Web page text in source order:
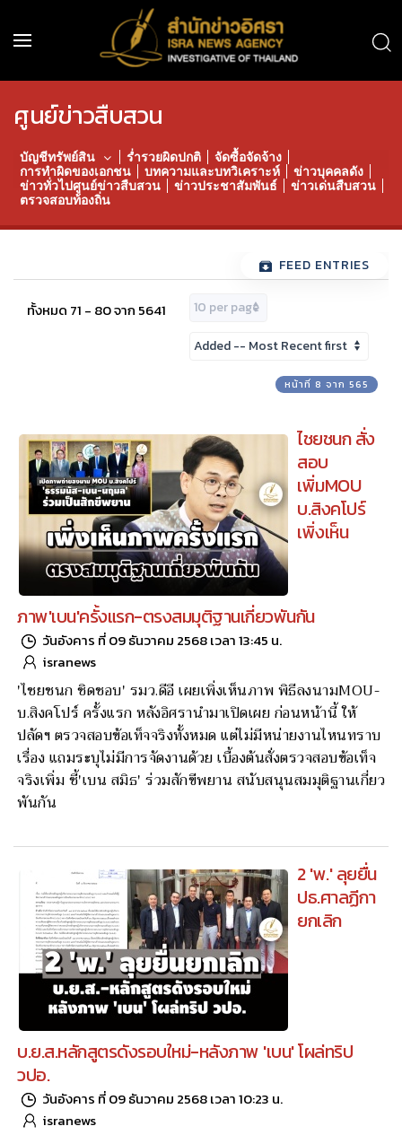
ศูนย์ข่าวสืบสวน
บัญชีทรัพย์สิน ร่ำรวยผิดปกติ
จัดซื้อจัดจ้าง
การทำผิดของเอกชน
บทความและบทวิเคราะห์
ข่าวบุคคลดัง
ข่าวทั่วไปศูนย์ข่าวสืบสวน
ข่าวประชาสัมพันธ์
ข่าวเด่นสืบสวน
ตรวจสอบท้องถิ่น
FEED ENTRIES
ทั้งหมด 71 - 80 จาก 5641
หน้าที่ 8 จาก 565
ไชยชนก สั่ง
สอบ
เพิ่มMOU
บ.สิงคโปร์
เพิ่งเห็น
ภาพ'เบน'ครั้งแรก-ตรงสมมุติฐานเกี่ยวพันกัน
วันอังคาร ที่ 09 ธันวาคม 2568 เวลา 13:45 น.
isranews
'ไชยชนก ชิดชอบ' รมว.ดีอี เผยเพิ่งเห็นภาพ พิธีลงนามMOU-
บ.สิงคโปร์ ครั้งแรก หลังอิศรานำมาเปิดเผย ก่อนหน้านี้ ให้
ปลัดฯ ตรวจสอบข้อเท็จจริงทั้งหมด แต่ไม่มีหน่ายงานไหนทราบ
เรื่อง แถมระบุไม่มีการจัดงานด้วย เบื้องต้นสั่งตรวจสอบข้อเท็จ
จริงเพิ่ม ชี้'เบน สมิธ' ร่วมสักขีพยาน สนับสนุนสมมุติฐานเกี่ยว
พันกัน
2 'พ.' ลุยยื่น
ปธ.ศาลฏีกา
ยกเลิก
บ.ย.ส.หลักสูตรดังรอบใหม่-หลังภาพ 'เบน' โผล่ทริป
วปอ.
วันอังคาร ที่ 09 ธันวาคม 2568 เวลา 10:23 น.
isranews